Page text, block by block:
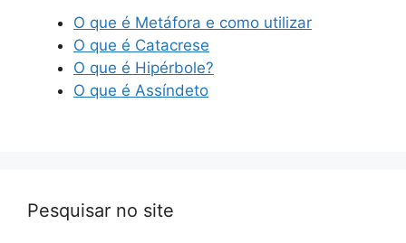
O que é Metáfora e como utilizar
O que é Catacrese
O que é Hipérbole?
O que é Assíndeto
Pesquisar no site